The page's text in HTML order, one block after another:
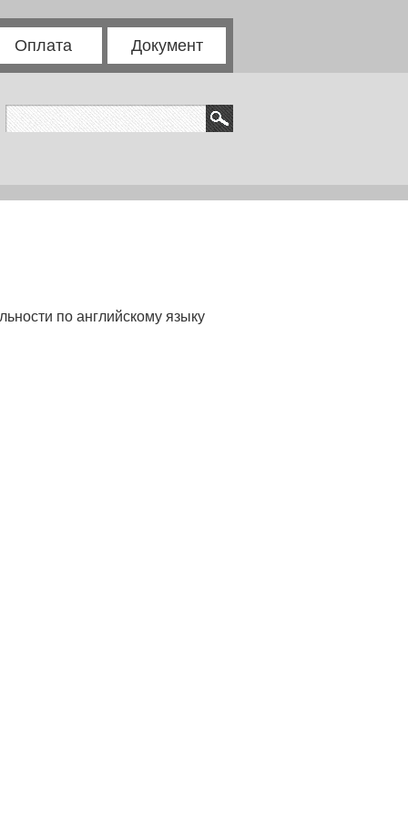
Оплата Документ
по английскому языку